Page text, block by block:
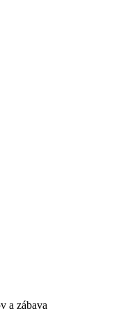
a zábava